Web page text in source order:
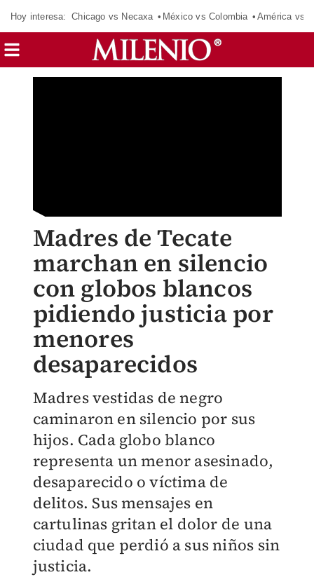
Hoy interesa: Chicago vs Necaxa México vs Colombia América vs
Madres de Tecate
marchan en silencio
con globos blancos
pidiendo justicia por
menores
desaparecidos
Madres vestidas de negro
caminaron en silencio por sus
hijos. Cada globo blanco
representa un menor asesinado,
desaparecido o víctima de
delitos. Sus mensajes en
cartulinas gritan el dolor de una
ciudad que perdió a sus niños sin
justicia.